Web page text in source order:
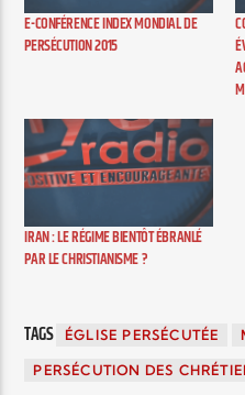
E-CONFÉRENCE INDEX MONDIAL DE
PERSÉCUTION 2015
IRAN : LE RÉGIME BIENTÔT ÉBRANLÉ
PAR LE CHRISTIANISME ?
TAGS ÉGLISE PERSÉCUTÉE
PERSÉCUTION DES